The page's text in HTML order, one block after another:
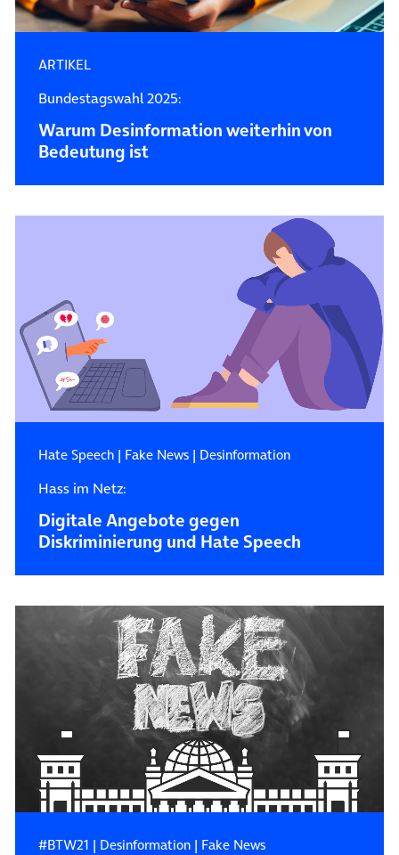
ARTIKEL
Bundestagswahl 2025:
Warum Desin­forma­tion weiterhin von
Bedeutung ist
Hate Speech| Fake News| Desinformation
Hass im Netz:
Digitale Angebote gegen
Diskriminierung und Hate Speech
#BTW21 | Desinformation| Fake News